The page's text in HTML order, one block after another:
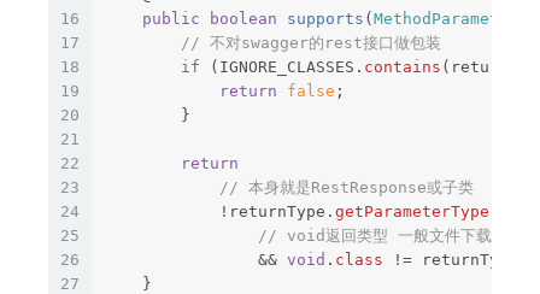
16
17
18
19
20
21
22
23
24
25
26
27
public
boolean supports ( MethodParameter
// 不对swagger的rest接口做包装
if
( IGNORE_CLASSES . contains (
return
false ;
}
return
// 本身就是RestResponse或子类
! returnType . getParameterType
// void返回类型 一般文件下载
&& void . class != returnType
}